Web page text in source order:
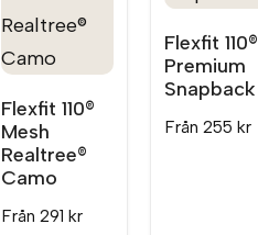
Flexfit 110®
Mesh
Realtree®
Camo
Från 291 kr
Flexfit 110®
Premium
Snapback
Från 255 kr